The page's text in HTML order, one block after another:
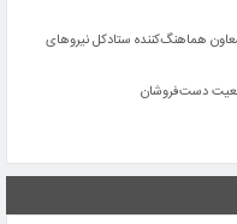
هماهنگ‌کننده ستادکل نیروهای
دست‌فروشان
بر تمامی دلسوزان نظام و خادمان این